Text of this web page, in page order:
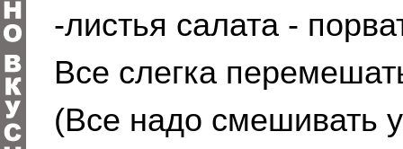
-листья салата -
Все слегка
(Все надо смешивать